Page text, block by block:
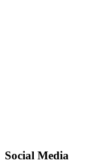
Social Media